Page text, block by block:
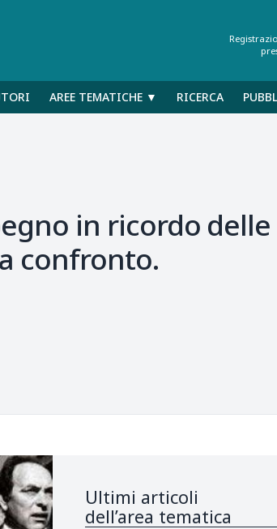
AREE TEMATICHE ▼ RICERCA
in ricordo delle
confronto.
Ultimi articoli
dell’area tematica